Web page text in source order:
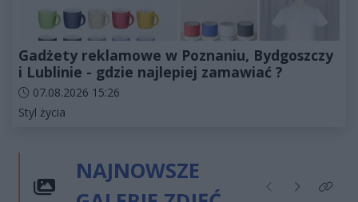
Gadżety reklamowe w Poznaniu, Bydgoszczy
i Lublinie - gdzie najlepiej zamawiać ?
Data dodania artykułu:
07.08.2026 15:26
Kategorie artykułu:
Styl życia
NAJNOWSZE
Poprzednie
NastępneKliknij